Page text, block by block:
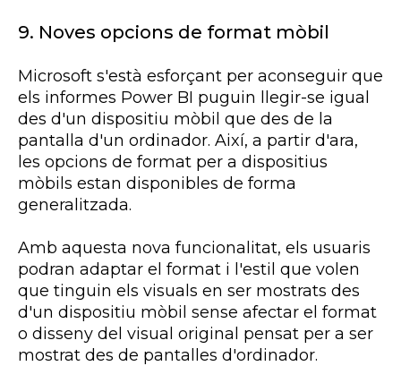
9. Noves opcions de format mòbil
Microsoft s'està esforçant per aconseguir que
els informes Power BI puguin llegir-se igual
des d'un dispositiu mòbil que des de la
pantalla d'un ordinador. Així, a partir d'ara,
les opcions de format per a dispositius
mòbils estan disponibles de forma
generalitzada.
Amb aquesta nova funcionalitat, els usuaris
podran adaptar el format i l'estil que volen
que tinguin els visuals en ser mostrats des
d'un dispositiu mòbil sense afectar el format
o disseny del visual original pensat per a ser
mostrat des de pantalles d'ordinador.